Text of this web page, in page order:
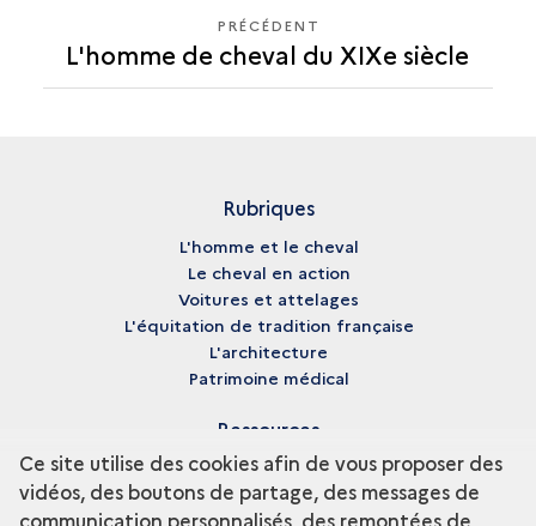
PRÉCÉDENT
PRÉCÉDENT
L'homme de cheval du XIXe siècle
Rubriques
L'homme et le cheval
Le cheval en action
Voitures et attelages
L'équitation de tradition française
L'architecture
Patrimoine médical
Ressources
Médiathèque
Glossaire
Archives
Ce site utilise des cookies afin de vous proposer des
vidéos, des boutons de partage, des messages de
communication personnalisés, des remontées de